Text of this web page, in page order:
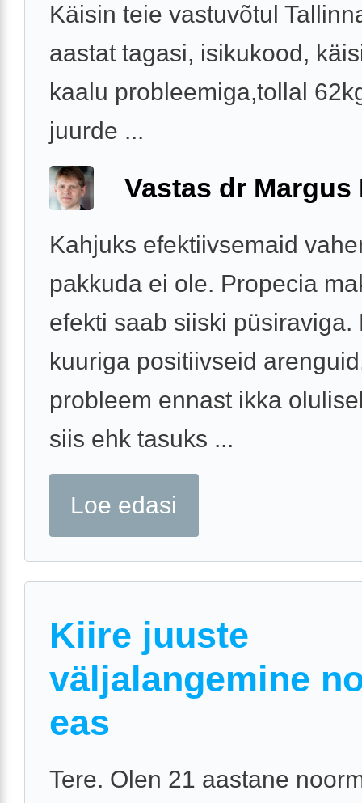
Käisin teie vastuvõtul
aastat tagasi, isikukood,
kaalu probleemiga,tollal
juurde ...
Vastas dr Margus
Kahjuks efektiivsemaid
pakkuda ei ole. Propecia
efekti saab siiski püsiraviga.
kuuriga positiivseid
probleem ennast ikka
siis ehk tasuks ...
Loe edasi
Kiire juuste
väljalangemine
eas
Tere. Olen 21 aastane